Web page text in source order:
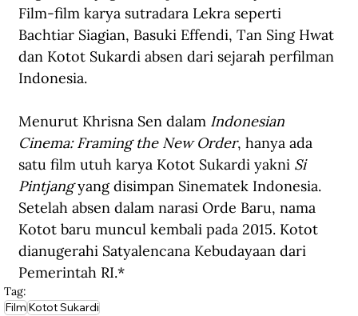
Film-film karya sutradara Lekra seperti
Bachtiar Siagian, Basuki Effendi, Tan Sing Hwat
dan Kotot Sukardi absen dari sejarah perfilman
Indonesia.
Menurut Khrisna Sen dalam Indonesian
Cinema: Framing the New Order, hanya ada
satu film utuh karya Kotot Sukardi yakni Si
Pintjang yang disimpan Sinematek Indonesia.
Setelah absen dalam narasi Orde Baru, nama
Kotot baru muncul kembali pada 2015. Kotot
dianugerahi Satyalencana Kebudayaan dari
Pemerintah RI.*
Tag:
FilmKotot Sukardi